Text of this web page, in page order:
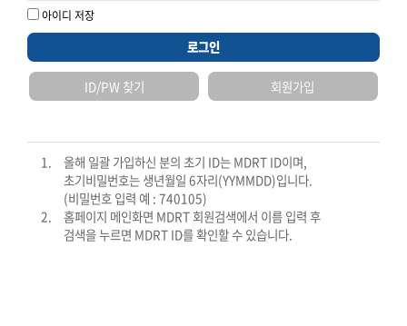
아이디 저장
로그인
ID/PW 찾기 회원가입
1.
올해 일괄 가입하신 분의 초기 ID는 MDRT ID이며,
초기비밀번호는 생년월일 6자리(YYMMDD)입니다.
(비밀번호 입력 예 : 740105)
2.
홈페이지 메인화면 MDRT 회원검색에서 이름 입력 후
검색을 누르면 MDRT ID를 확인할 수 있습니다.